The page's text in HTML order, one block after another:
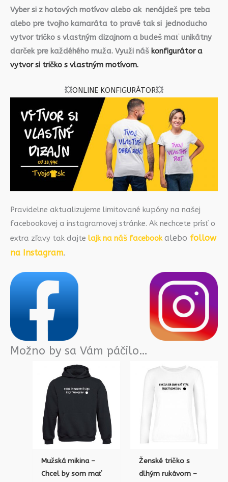
Vyber si z hotových motívov alebo ak nenájdeš pre teba
alebo pre tvojho kamaráta to pravé tak si jednoducho
vytvor tričko s vlastným dizajnom a budeš mať unikátny
darček pre každéhého muža. Využi náš konfigurátor a
vytvor si tričko s vlastným motívom.
💥ONLINE KONFIGURÁTOR💥
Pravidelne aktualizujeme limitované kupóny na našej
facebookovej a instagramovej stránke. Ak nechcete prísť o
extra zľavy tak dajte lajk na náš facebookalebo follow
na Instagram.
Možno by sa Vám páčilo…
Mužská mikina –
Chcel by som mať
Ženské tričko s
dlhým rukávom –